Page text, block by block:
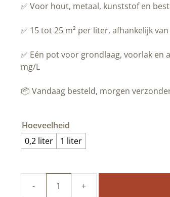
✅ Voor hout, metaal, kunststof en
✅ 15 tot 25 m² per liter, afhankelijk
✅ Eén pot voor grondlaag, voorlak en
mg/L
📦 Vandaag besteld, morgen
Hoeveelheid
0,2 liter
1 liter